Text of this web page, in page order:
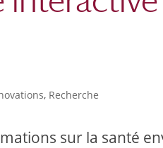
, Recherche
sur la santé